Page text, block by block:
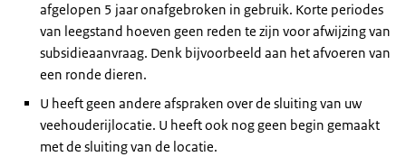
afgelopen 5 jaar onafgebroken in gebruik. Korte periodes
van leegstand hoeven geen reden te zijn voor afwijzing van
subsidieaanvraag. Denk bijvoorbeeld aan het afvoeren van
een ronde dieren.
U heeft geen andere afspraken over de sluiting van uw
veehouderijlocatie. U heeft ook nog geen begin gemaakt
met de sluiting van de locatie.